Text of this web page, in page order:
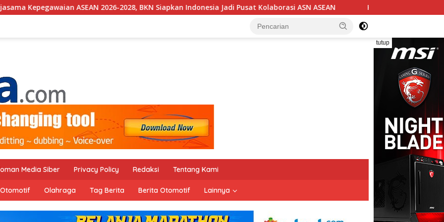
2028, BKN Siapkan Indonesia Jadi Pusat Kolaborasi ASN ASEAN Ketua DPC BPPKB Banten HDS Serahkan SK
tutup
Media Siber Privacy Policy Redaksi Tentang Kami
Otomotif Olahraga Tag Berita Berita Otomotif Lainnya